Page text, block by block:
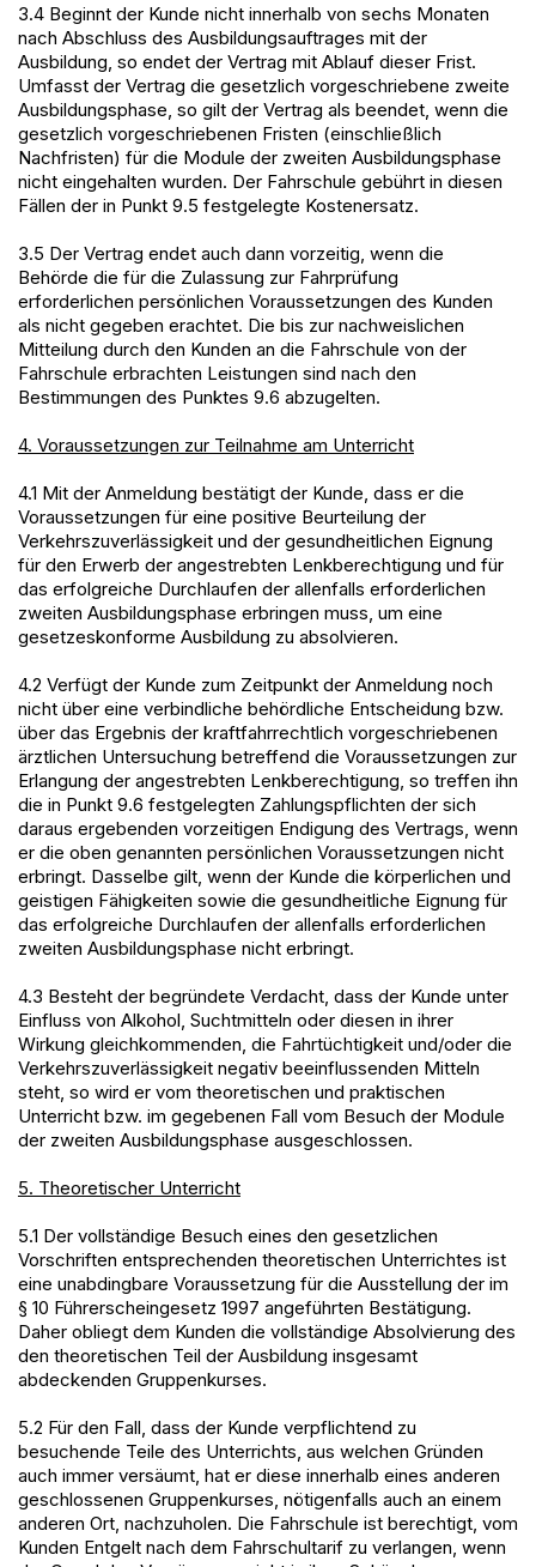
3.4 Beginnt der Kunde nicht innerhalb von sechs Monaten
nach Abschluss des Ausbildungsauftrages mit der
Ausbildung, so endet der Vertrag mit Ablauf dieser Frist.
Umfasst der Vertrag die gesetzlich vorgeschriebene zweite
Ausbildungsphase, so gilt der Vertrag als beendet, wenn die
gesetzlich vorgeschriebenen Fristen (einschließlich
Nachfristen) für die Module der zweiten Ausbildungsphase
nicht eingehalten wurden. Der Fahrschule gebührt in diesen
Fällen der in Punkt 9.5 festgelegte Kostenersatz.
3.5 Der Vertrag endet auch dann vorzeitig, wenn die
Behörde die für die Zulassung zur Fahrprüfung
erforderlichen persönlichen Voraussetzungen des Kunden
als nicht gegeben erachtet. Die bis zur nachweislichen
Mitteilung durch den Kunden an die Fahrschule von der
Fahrschule erbrachten Leistungen sind nach den
Bestimmungen des Punktes 9.6 abzugelten.
4. Voraussetzungen zur Teilnahme am Unterricht
4.1 Mit der Anmeldung bestätigt der Kunde, dass er die
Voraussetzungen für eine positive Beurteilung der
Verkehrszuverlässigkeit und der gesundheitlichen Eignung
für den Erwerb der angestrebten Lenkberechtigung und für
das erfolgreiche Durchlaufen der allenfalls erforderlichen
zweiten Ausbildungsphase erbringen muss, um eine
gesetzeskonforme Ausbildung zu absolvieren.
4.2 Verfügt der Kunde zum Zeitpunkt der Anmeldung noch
nicht über eine verbindliche behördliche Entscheidung bzw.
über das Ergebnis der kraftfahrrechtlich vorgeschriebenen
ärztlichen Untersuchung betreffend die Voraussetzungen zur
Erlangung der angestrebten Lenkberechtigung, so treffen ihn
die in Punkt 9.6 festgelegten Zahlungspflichten der sich
daraus ergebenden vorzeitigen Endigung des Vertrags, wenn
er die oben genannten persönlichen Voraussetzungen nicht
erbringt. Dasselbe gilt, wenn der Kunde die körperlichen und
geistigen Fähigkeiten sowie die gesundheitliche Eignung für
das erfolgreiche Durchlaufen der allenfalls erforderlichen
zweiten Ausbildungsphase nicht erbringt.
4.3 Besteht der begründete Verdacht, dass der Kunde unter
Einfluss von Alkohol, Suchtmitteln oder diesen in ihrer
Wirkung gleichkommenden, die Fahrtüchtigkeit und/oder die
Verkehrszuverlässigkeit negativ beeinflussenden Mitteln
steht, so wird er vom theoretischen und praktischen
Unterricht bzw. im gegebenen Fall vom Besuch der Module
der zweiten Ausbildungsphase ausgeschlossen.
5. Theoretischer Unterricht
5.1 Der vollständige Besuch eines den gesetzlichen
Vorschriften entsprechenden theoretischen Unterrichtes ist
eine unabdingbare Voraussetzung für die Ausstellung der im
§ 10 Führerscheingesetz 1997 angeführten Bestätigung.
Daher obliegt dem Kunden die vollständige Absolvierung des
den theoretischen Teil der Ausbildung insgesamt
abdeckenden Gruppenkurses.
5.2 Für den Fall, dass der Kunde verpflichtend zu
besuchende Teile des Unterrichts, aus welchen Gründen
auch immer versäumt, hat er diese innerhalb eines anderen
geschlossenen Gruppenkurses, nötigenfalls auch an einem
anderen Ort, nachzuholen. Die Fahrschule ist berechtigt, vom
Kunden Entgelt nach dem Fahrschultarif zu verlangen, wenn